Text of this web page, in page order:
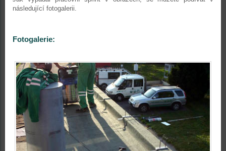
následující fotogalerii.
Fotogalerie: